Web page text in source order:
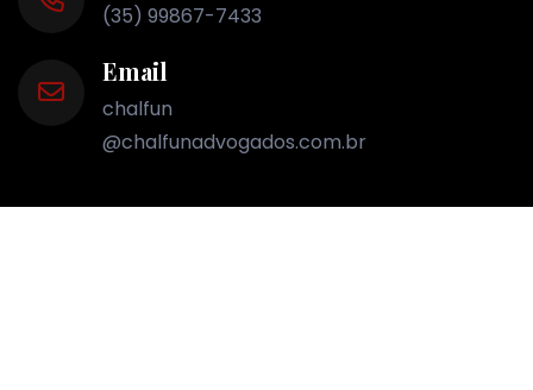
(35) 99867-7433
Email
chalfun
@chalfunadvogados.com.br